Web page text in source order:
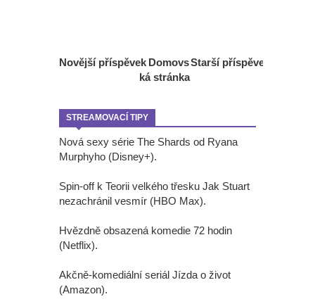
Novější příspěvek Starší příspěvek
Domovs
ká stránka
STREAMOVACÍ TIPY
Nová sexy série The Shards od Ryana
Murphyho (Disney+).
Spin-off k Teorii velkého třesku Jak Stuart
nezachránil vesmír (HBO Max).
Hvězdně obsazená komedie 72 hodin
(Netflix).
Akčně-komediální seriál Jízda o život
(Amazon).